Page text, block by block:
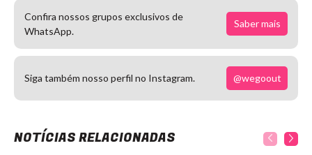
Confira nossos grupos exclusivos de
WhatsApp.
Saber mais
Siga também nosso perfil no Instagram. @wegoout
NOTÍCIAS RELACIONADAS